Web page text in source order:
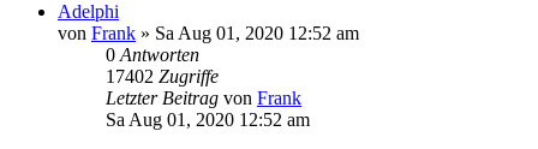
Adelphi
von Frank » Sa Aug 01, 2020 12:52 am
0Antworten
17402 Zugriffe
Letzter Beitrag von Frank
Sa Aug 01, 2020 12:52 am